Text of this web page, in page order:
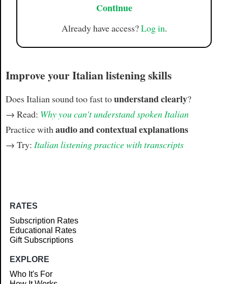
Continue
Already have access?Log in.
Improve your Italian listening skills
Does Italian sound too fast tounderstand clearly?
→ Read: Why you can't understand spoken Italian
Practice with audio and contextual explanations
→ Try: Italian listening practice with transcripts
RATES
Subscription Rates
Educational Rates
Gift Subscriptions
EXPLORE
Who It's For